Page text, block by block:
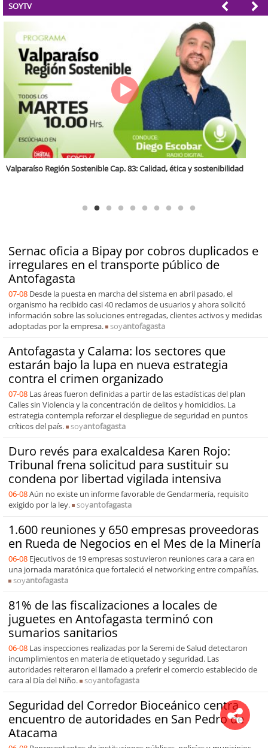
SOYTV
Sernac oficia a Bipay por cobros duplicados e
irregulares en el transporte público de
Antofagasta
07-08 Desde la puesta en marcha del sistema en abril pasado, el
organismo ha recibido casi 40 reclamos de usuarios y ahora solicitó
información sobre las soluciones entregadas, clientes activos y medidas
adoptadas por la empresa.
soyantofagasta
Antofagasta y Calama: los sectores que
estarán bajo la lupa en nueva estrategia
contra el crimen organizado
07-08 Las áreas fueron definidas a partir de las estadísticas del plan
Calles sin Violencia y la concentración de delitos y homicidios. La
estrategia contempla reforzar el despliegue de seguridad en puntos
críticos del país.
soyantofagasta
Duro revés para exalcaldesa Karen Rojo:
Tribunal frena solicitud para sustituir su
condena por libertad vigilada intensiva
06-08Aún no existe un informe favorable de Gendarmería, requisito
exigido por la ley.
soyantofagasta
1.600 reuniones y 650 empresas proveedoras
en Rueda de Negocios en el Mes de la Minería
06-08 Ejecutivos de 19 empresas sostuvieron reuniones cara a cara en
una jornada maratónica que fortaleció el networking entre compañías.
soyantofagasta
81% de las fiscalizaciones a locales de
juguetes en Antofagasta terminó con
sumarios sanitarios
06-08 Las inspecciones realizadas por la Seremi de Salud detectaron
incumplimientos en materia de etiquetado y seguridad. Las
autoridades reiteraron el llamado a preferir el comercio establecido de
cara al Día del Niño.
soyantofagasta
Seguridad del Corredor Bioceánico centra
encuentro de autoridades en San Pedro de
Atacama